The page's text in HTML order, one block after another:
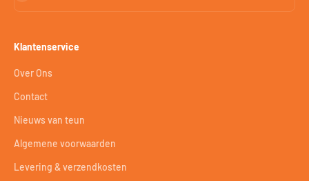
Klantenservice
Over Ons
Contact
Nieuws van teun
Algemene voorwaarden
Levering & verzendkosten